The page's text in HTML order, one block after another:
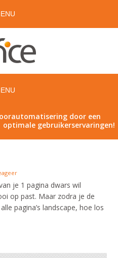
door een
gebruikerservaringen!
je 1 pagina dwars wil
op past. Maar zodra je de
pagina’s landscape, hoe los